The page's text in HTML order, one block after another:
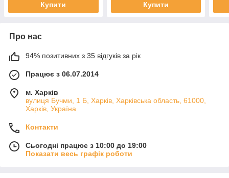
Купити Купити
Про нас
94% позитивних з 35 відгуків за рік
Працює з 06.07.2014
м. Харків
вулиця Бучми, 1 Б, Харків, Харківська область, 61000,
Харків, Україна
Контакти
Сьогодні працює з 10:00 до 19:00
Показати весь графік роботи